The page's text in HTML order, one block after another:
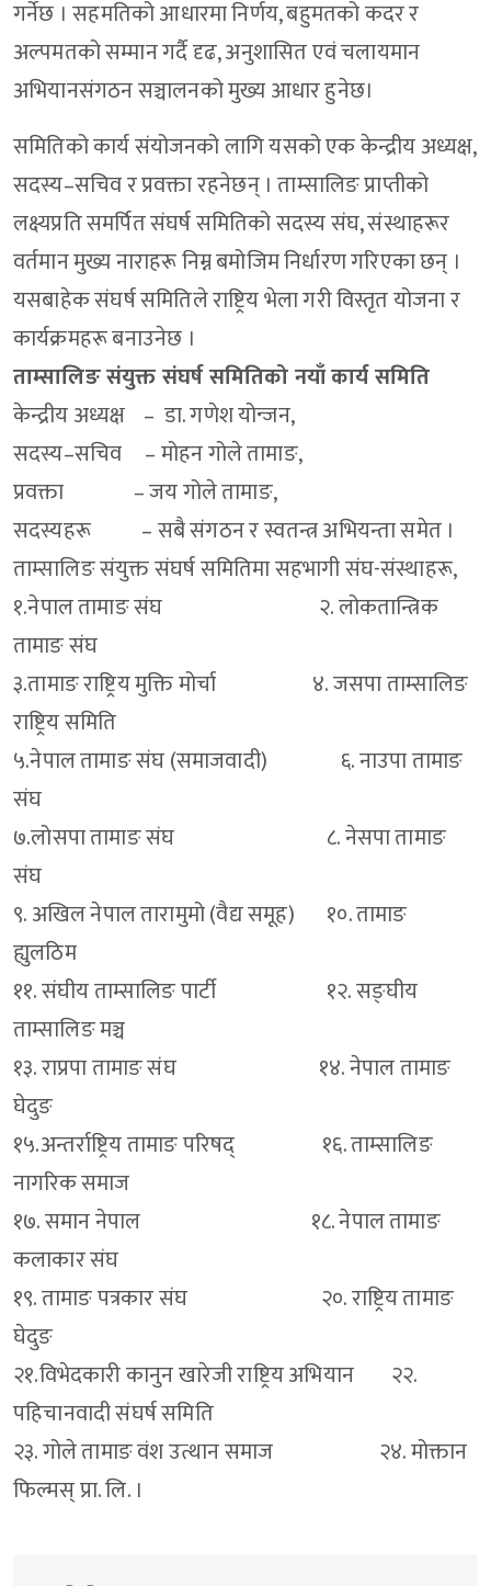
गर्नेछ । सहमतिको आधारमा निर्णय, बहुमतको कदर र
अल्पमतको सम्मान गर्दै दृढ, अनुशासित एवं चलायमान
अभियानसंगठन सञ्चालनको मुख्य आधार हुनेछ।
समितिको कार्य संयोजनको लागि यसको एक केन्द्रीय अध्यक्ष,
सदस्य–सचिव र प्रवक्ता रहनेछन् । ताम्सालिङ प्राप्तीको
लक्ष्यप्रति समर्पित संघर्ष समितिको सदस्य संघ, संस्थाहरूर
वर्तमान मुख्य नाराहरू निम्न बमोजिम निर्धारण गरिएका छन् ।
यसबाहेक संघर्ष समितिले राष्ट्रिय भेला गरी विस्तृत योजना र
कार्यक्रमहरू बनाउनेछ ।
ताम्सालिङ संयुक्त संघर्ष समितिको नयाँ कार्य समिति
केन्द्रीय अध्यक्ष – डा. गणेश योन्जन,
सदस्य–सचिव – मोहन गोले तामाङ,
प्रवक्ता – जय गोले तामाङ,
सदस्यहरू – सबै संगठन र स्वतन्त्र अभियन्ता समेत ।
ताम्सालिङ संयुक्त संघर्ष समितिमा सहभागी संघ-संस्थाहरू,
१.नेपाल तामाङ संघ २. लोकतान्त्रिक
तामाङ संघ
३.तामाङ राष्ट्रिय मुक्ति मोर्चा ४. जसपा ताम्सालिङ
राष्ट्रिय समिति
५.नेपाल तामाङ संघ (समाजवादी) ६. नाउपा तामाङ
संघ
७.लोसपा तामाङ संघ ८. नेसपा तामाङ
संघ
९. अखिल नेपाल तारामुमो (वैद्य समूह) १०. तामाङ
ह्युलठिम
११. संघीय ताम्सालिङ पार्टी १२. सङ्घीय
ताम्सालिङ मञ्च
१३. राप्रपा तामाङ संघ १४. नेपाल तामाङ
घेदुङ
१५.अन्तर्राष्ट्रिय तामाङ परिषद् १६. ताम्सालिङ
नागरिक समाज
१७. समान नेपाल १८. नेपाल तामाङ
कलाकार संघ
१९. तामाङ पत्रकार संघ २०. राष्ट्रिय तामाङ
घेदुङ
२१.विभेदकारी कानुन खारेजी राष्ट्रिय अभियान २२.
पहिचानवादी संघर्ष समिति
२३. गोले तामाङ वंश उत्थान समाज २४. मोक्तान
फिल्मस् प्रा. लि. ।